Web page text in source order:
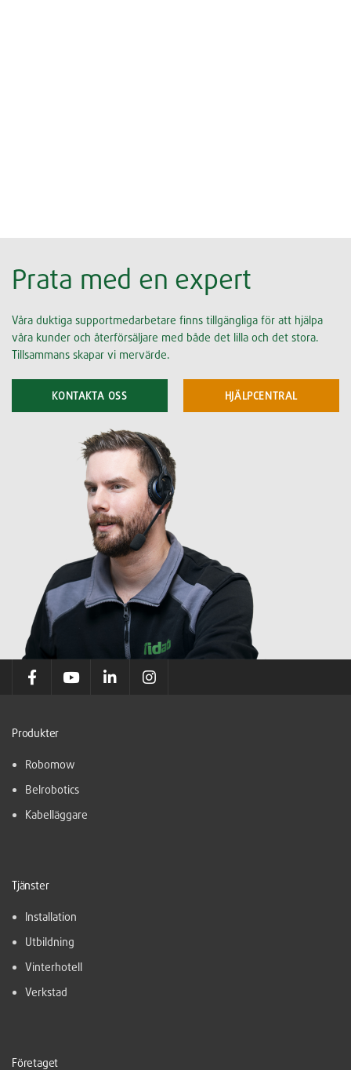
Prata med en expert
Våra duktiga supportmedarbetare finns tillgängliga för att hjälpa
våra kunder och återförsäljare med både det lilla och det stora.
Tillsammans skapar vi mervärde.
KONTAKTA OSS HJÄLPCENTRAL
Produkter
Robomow
Belrobotics
Kabelläggare
Tjänster
Installation
Utbildning
Vinterhotell
Verkstad
Företaget